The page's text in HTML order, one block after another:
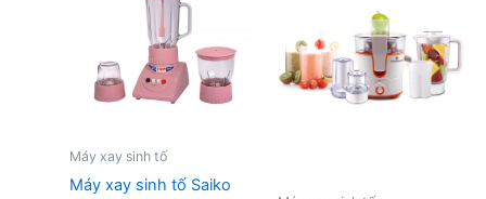
Máy xay sinh tố
Máy xay sinh tố Saiko